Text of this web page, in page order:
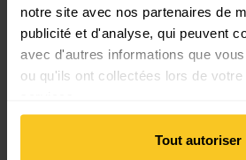
notre site avec nos partenaires de
publicité et d'analyse, qui peuvent
avec d'autres informations que
ou qu'ils ont collectées lors de
Tout autoriser
Löffler
M
Magicshine